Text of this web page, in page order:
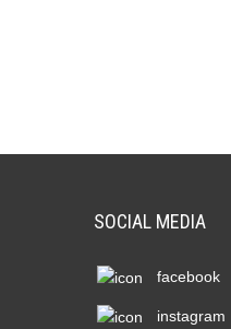
SOCIAL MEDIA
facebook
instagram